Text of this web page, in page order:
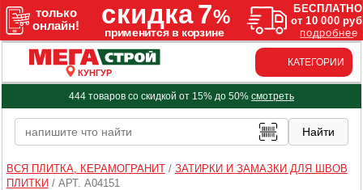
КУНГУР
КАТЕГОРИИ
444 товаров со скидкой от 15% до 50% смотреть
ВСЯ ПЛИТКА, КЕРАМОГРАНИТ/ ЗАТИРКИ И ЗАМАЗКИ ДЛЯ ШВОВ
ПЛИТКИ / АРТ. A04151